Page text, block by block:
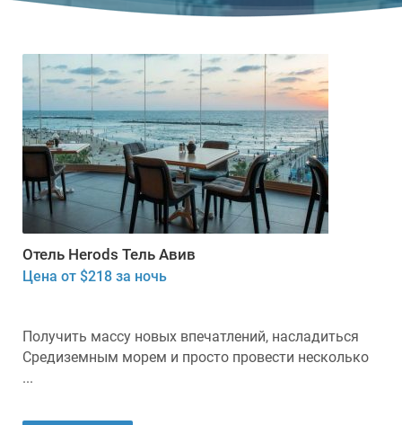
Отель Herods Тель Авив
Цена от $218 за ночь
Получить массу новых впечатлений, насладиться
Средиземным морем и просто провести несколько
...